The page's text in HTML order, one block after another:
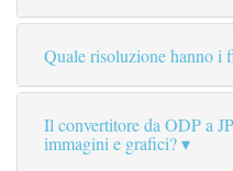
Quale risoluzione hanno i
Il convertitore da ODP a
immagini e grafici?